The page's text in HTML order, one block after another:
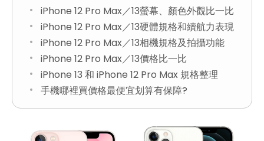
iPhone 12 Pro Max／13螢幕、顏色外觀比一比
iPhone 12 Pro Max／13硬體規格和續航力表現
iPhone 12 Pro Max／13相機規格及拍攝功能
iPhone 12 Pro Max／13價格比一比
iPhone 13 和 iPhone 12 Pro Max 規格整理
手機哪裡買價格最便宜划算有保障?